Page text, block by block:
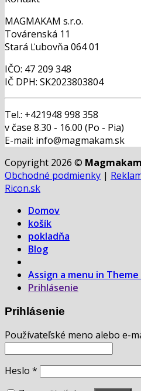
MAGMAKAM s.r.o.
Továrenská 11
Stará Ľubovňa 064 01
IČO: 47 209 348
IČ DPH: SK2023803804
Tel.: +421948 998 358
v čase 8.30 - 16.00 (Po - Pia)
E-mail: info@magmakam.sk
Copyright 2026 © Magmakam
Obchodné podmienky |
Ricon.sk
Domov
košík
pokladňa
Blog
Assign a menu in
Prihlásenie
Prihlásenie
Používateľské meno alebo e-
Heslo *